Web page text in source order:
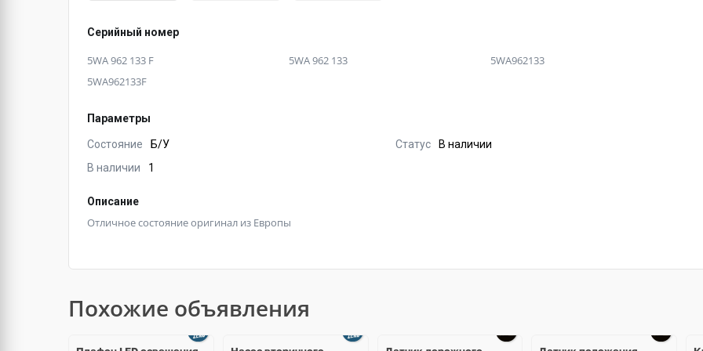
Серийный номер
5WA 962 133 F 5WA 962 133
5WA962133
5WA962133F
Параметры
Состояние
Б/У
В наличии
1
Статус В наличии
Описание
Отличное состояние оригинал из Европы
Похожие объявления